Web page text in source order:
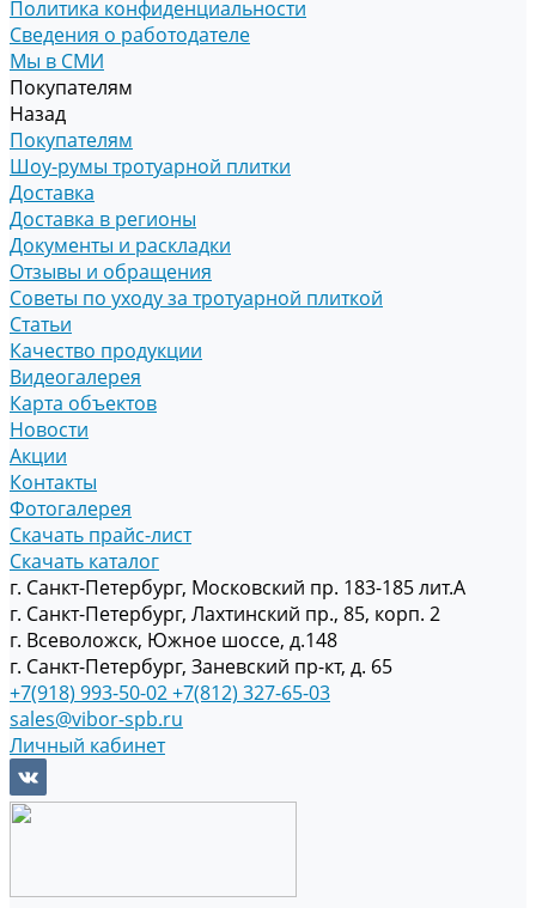
Политика конфиденциальности
Сведения о работодателе
Мы в СМИ
Покупателям
Назад
Покупателям
Шоу-румы тротуарной плитки
Доставка
Доставка в регионы
Документы и раскладки
Отзывы и обращения
Советы по уходу за тротуарной плиткой
Статьи
Качество продукции
Видеогалерея
Карта объектов
Новости
Акции
Контакты
Фотогалерея
Скачать прайс-лист
Скачать каталог
г. Санкт-Петербург, Московский пр. 183-185 лит.А
г. Санкт-Петербург, Лахтинский пр., 85, корп. 2
г. Всеволожск, Южное шоссе, д.148
г. Санкт-Петербург, Заневский пр-кт, д. 65
+7(918) 993-50-02+7(812) 327-65-03
sales@vibor-spb.ru
Личный кабинет